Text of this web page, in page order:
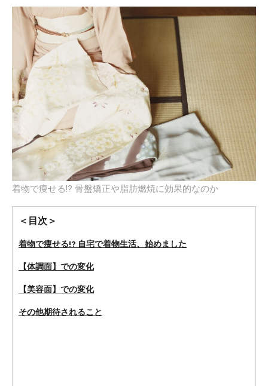
着物で痩せる!? 骨盤矯正や脂肪燃焼に効果的なのか
＜目次＞
着物で痩せる!? 自宅で着物生活、始めました
【体調面】での変化
【美容面】での変化
その他期待されること